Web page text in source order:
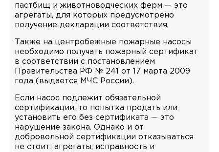
пастбищ и животноводческих ферм — это
агрегаты, для которых предусмотрено
получение декларации соответствия.
Также на центробежные пожарные насосы
необходимо получать пожарный сертификат
в соответствии с постановлением
Правительства РФ № 241 от 17 марта 2009
года (выдается МЧС России).
Если насос подлежит обязательной
сертификации, то попытка продать или
установить его без сертификата — это
нарушение закона. Однако и от
добровольной сертификации отказываться
не стоит: агрегаты, исправность и